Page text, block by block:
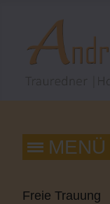
Freie Trauung